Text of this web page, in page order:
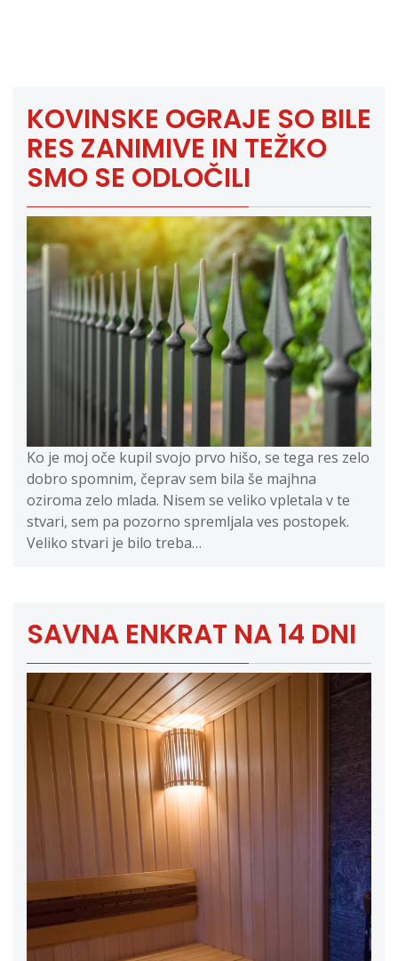
KOVINSKE OGRAJE SO BILE
RES ZANIMIVE IN TEŽKO
SMO SE ODLOČILI
Ko je moj oče kupil svojo prvo hišo, se tega res zelo
dobro spomnim, čeprav sem bila še majhna
oziroma zelo mlada. Nisem se veliko vpletala v te
stvari, sem pa pozorno spremljala ves postopek.
Veliko stvari je bilo treba…
SAVNA ENKRAT NA 14 DNI